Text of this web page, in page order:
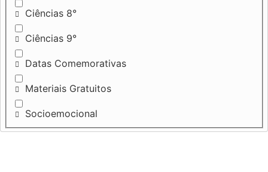
Ciências 8°
Ciências 9°
Datas Comemorativas
Materiais Gratuitos
Socioemocional